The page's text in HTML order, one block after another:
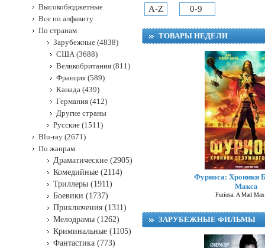
A-Z
0-9
ТОВАРЫ НЕДЕЛИ
Фуриоса: Хроники
Макса
Furiosa: A Mad Max
ЗАРУБЕЖНЫЕ ФИЛЬМЫ
Высокобюджетные
Все по алфавиту
По странам
Зарубежные (4838)
США (3688)
Великобритания (811)
Франция (589)
Канада (439)
Германия (412)
Другие страны
Русские (1511)
Blu-ray (2671)
По жанрам
Драматические (2905)
Комедийные (2114)
Триллеры (1911)
Боевики (1737)
Приключения (1311)
Мелодрамы (1262)
Криминальные (1105)
Фантастика (773)